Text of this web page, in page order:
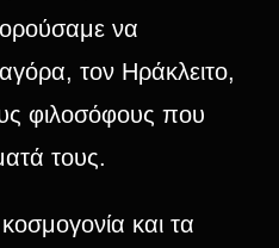
να
τον Ηράκλειτο,
φιλοσόφους που
τους.
και τα